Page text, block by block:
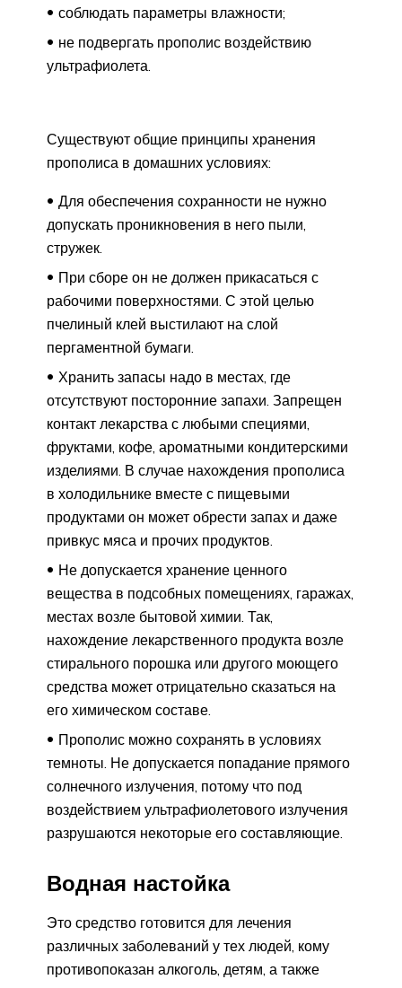
соблюдать параметры влажности;
не подвергать прополис воздействию
ультрафиолета.
Существуют общие принципы хранения
прополиса в домашних условиях:
Для обеспечения сохранности не нужно
допускать проникновения в него пыли,
стружек.
При сборе он не должен прикасаться с
рабочими поверхностями. С этой целью
пчелиный клей выстилают на слой
пергаментной бумаги.
Хранить запасы надо в местах, где
отсутствуют посторонние запахи. Запрещен
контакт лекарства с любыми специями,
фруктами, кофе, ароматными кондитерскими
изделиями. В случае нахождения прополиса
в холодильнике вместе с пищевыми
продуктами он может обрести запах и даже
привкус мяса и прочих продуктов.
Не допускается хранение ценного
вещества в подсобных помещениях, гаражах,
местах возле бытовой химии. Так,
нахождение лекарственного продукта возле
стирального порошка или другого моющего
средства может отрицательно сказаться на
его химическом составе.
Прополис можно сохранять в условиях
темноты. Не допускается попадание прямого
солнечного излучения, потому что под
воздействием ультрафиолетового излучения
разрушаются некоторые его составляющие.
Водная настойка
Это средство готовится для лечения
различных заболеваний у тех людей, кому
противопоказан алкоголь, детям, а также